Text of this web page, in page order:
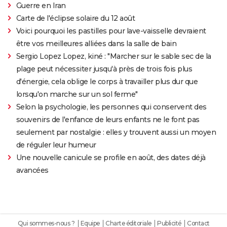
Guerre en Iran
Carte de l'éclipse solaire du 12 août
Voici pourquoi les pastilles pour lave-vaisselle devraient
être vos meilleures alliées dans la salle de bain
Sergio Lopez Lopez, kiné : "Marcher sur le sable sec de la
plage peut nécessiter jusqu'à près de trois fois plus
d'énergie, cela oblige le corps à travailler plus dur que
lorsqu'on marche sur un sol ferme"
Selon la psychologie, les personnes qui conservent des
souvenirs de l'enfance de leurs enfants ne le font pas
seulement par nostalgie : elles y trouvent aussi un moyen
de réguler leur humeur
Une nouvelle canicule se profile en août, des dates déjà
avancées
Qui sommes-nous ? Equipe Charte éditoriale Publicité Contact